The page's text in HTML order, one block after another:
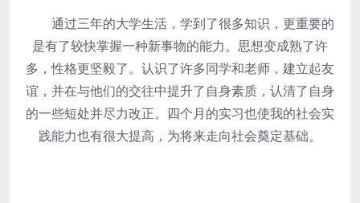
通过三年的大学生活，学到了很多知识，更重要的
是有了较快掌握一种新事物的能力。思想变成熟了许
多，性格更坚毅了。认识了许多同学和老师，建立起友
谊，并在与他们的交往中提升了自身素质，认清了自身
的一些短处并尽力改正。四个月的实习也使我的社会实
践能力也有很大提高，为将来走向社会奠定基础。